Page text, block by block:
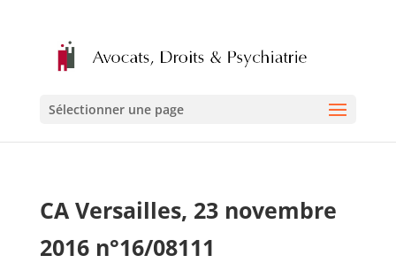
Sélectionner une page
CA Versailles, 23 novembre
2016 n°16/08111